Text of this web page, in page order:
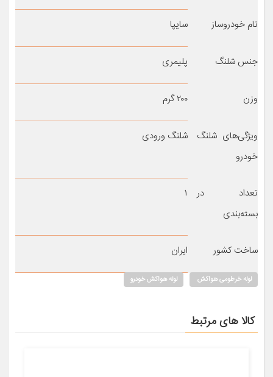
نام خودروساز سایپا
جنس شلنگ پلیمری
وزن ۲۰۰ گرم
ویژگی‌های شلنگ
خودرو
شلنگ ورودی
تعداد در
بسته‌بندی
۱
ساخت کشور ایران
لوله خرطومی هواکش لوله هواکش خودرو
کالا های مرتبط